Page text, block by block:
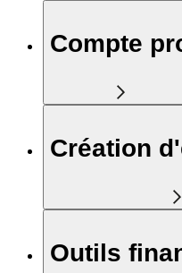
Compte
Création
Outils